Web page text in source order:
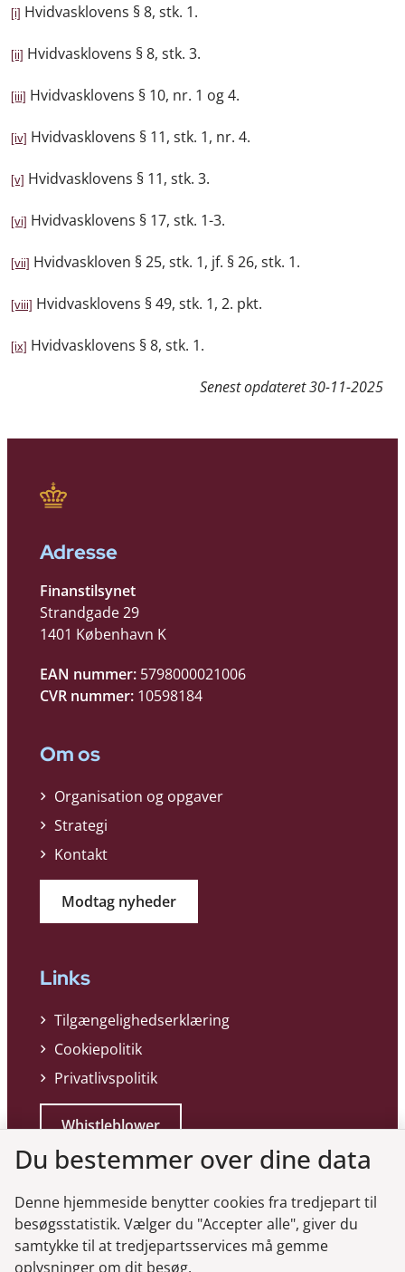
[i] Hvidvasklovens § 8, stk. 1.
[ii] Hvidvasklovens § 8, stk. 3.
[iii] Hvidvasklovens § 10, nr. 1 og 4.
[iv] Hvidvasklovens § 11, stk. 1, nr. 4.
[v] Hvidvasklovens § 11, stk. 3.
[vi] Hvidvasklovens § 17, stk. 1-3.
[vii] Hvidvaskloven § 25, stk. 1, jf. § 26, stk. 1.
[viii] Hvidvasklovens § 49, stk. 1, 2. pkt.
[ix] Hvidvasklovens § 8, stk. 1.
Senest opdateret30-11-2025
Adresse
Finanstilsynet
Strandgade 29
1401 København K
EAN nummer: 5798000021006
CVR nummer: 10598184
Om os
Organisation og opgaver
Strategi
Kontakt
Modtag nyheder
Links
Tilgængelighedserklæring
Cookiepolitik
Privatlivspolitik
Whistleblower
Du bestemmer over dine data
Denne hjemmeside benytter cookies fra tredjepart til
besøgsstatistik. Vælger du "Accepter alle", giver du
samtykke til at tredjepartsservices må gemme
oplysninger om dit besøg.